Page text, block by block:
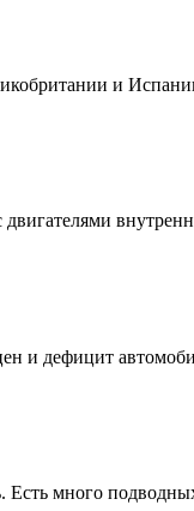
и
и дефицит
Есть много